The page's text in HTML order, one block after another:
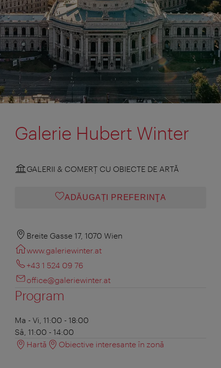
Galerie Hubert Winter
GALERII & COMERŢ CU OBIECTE DE ARTĂ
ADĂUGAȚI PREFERINŢA
Breite Gasse 17, 1070 Wien
www.galeriewinter.at
+43 1 524 09 76
office@galeriewinter.at
Program
Ma - Vi, 11:00 - 18:00
Sâ, 11:00 - 14:00
Hartă
Obiective interesante în zonă